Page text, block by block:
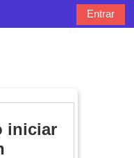
Entrar
iniciar